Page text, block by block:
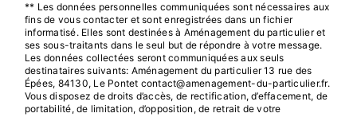
** Les données personnelles communiquées sont nécessaires aux
fins de vous contacter et sont enregistrées dans un fichier
informatisé. Elles sont destinées à Aménagement du particulier et
ses sous-traitants dans le seul but de répondre à votre message.
Les données collectées seront communiquées aux seuls
destinataires suivants: Aménagement du particulier 13 rue des
Épées, 84130, Le Pontet contact@amenagement-du-particulier.fr.
Vous disposez de droits d’accès, de rectification, d’effacement, de
portabilité, de limitation, d’opposition, de retrait de votre